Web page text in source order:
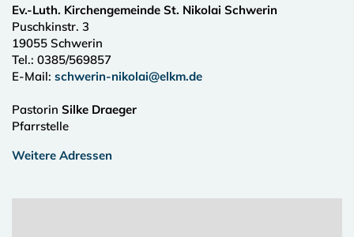
Ev.-Luth. Kirchengemeinde St. Nikolai Schwerin
Puschkinstr. 3
19055 Schwerin
Tel.: 0385/569857
E-Mail: schwerin-nikolai@elkm.de
Pastorin Silke Draeger
Pfarrstelle
Weitere Adressen